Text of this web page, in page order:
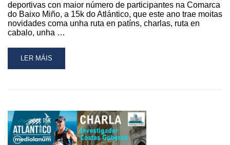
deportivas con maior número de participantes na Comarca
do Baixo Miño, a 15k do Atlántico, que este ano trae moitas
novidades coma unha ruta en patíns, charlas, ruta en
cabalo, unha …
READ
MORE
ATLÁNTICO
2019
CONTARÁ
LER MÁIS